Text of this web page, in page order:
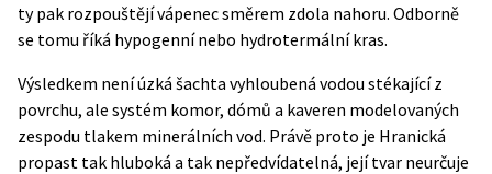
ty pak rozpouštějí vápenec směrem zdola nahoru. Odborně
se tomu říká hypogenní nebo hydrotermální kras.
Výsledkem není úzká šachta vyhloubená vodou stékající z
povrchu, ale systém komor, dómů a kaveren modelovaných
zespodu tlakem minerálních vod. Právě proto je Hranická
propast tak hluboká a tak nepředvídatelná, její tvar neurčuje